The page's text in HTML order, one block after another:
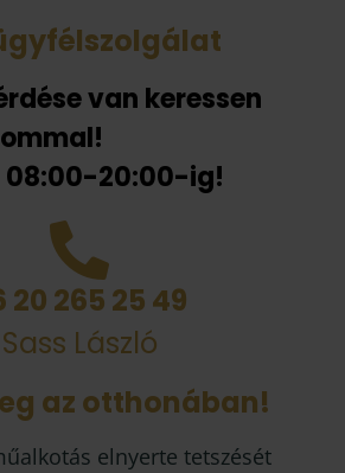
van keressen
08:00-20:00-ig!
20 265 25 49
Sass László
az otthonában!
elnyerte tetszését